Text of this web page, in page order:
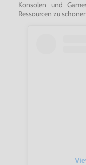
Konsolen und
Ressourcen zu